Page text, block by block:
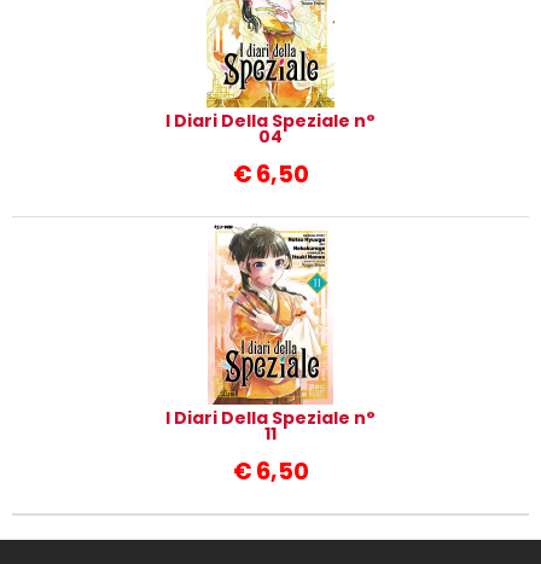
I Diari Della Speziale n°
04
€6,50
I Diari Della Speziale n°
11
€6,50